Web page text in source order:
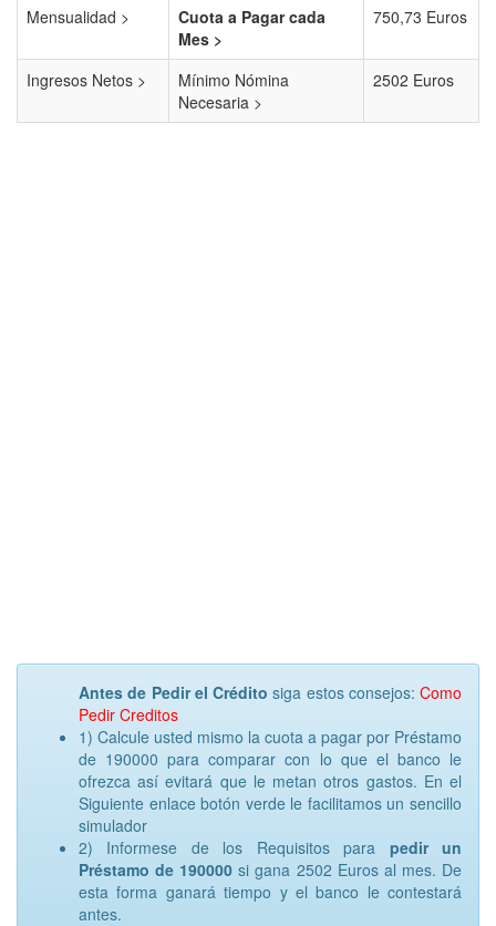
Mensualidad >
Cuota a Pagar cada
Mes >
750,73 Euros
Ingresos Netos >
Mínimo Nómina
Necesaria >
2502 Euros
Antes de Pedir el Crédito siga estos consejos: Como
Pedir Creditos
1) Calcule usted mismo la cuota a pagar por Préstamo
de 190000 para comparar con lo que el banco le
ofrezca así evitará que le metan otros gastos. En el
Siguiente enlace botón verde le facilitamos un sencillo
simulador
2) Informese de los Requisitos para pedir un
Préstamo de 190000si gana 2502 Euros al mes. De
esta forma ganará tiempo y el banco le contestará
antes.